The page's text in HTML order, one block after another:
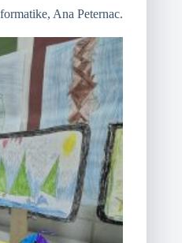
Ana Peternac.